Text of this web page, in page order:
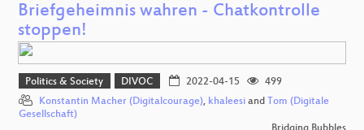
Briefgeheimnis wahren - Chatkontrolle
stoppen!
Politics & Society DIVOC 2022-04-15
499
Konstantin Macher (Digitalcourage), khaleesi and Tom (Digitale
Gesellschaft)